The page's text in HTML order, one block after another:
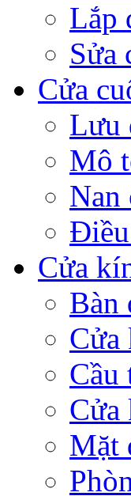
Lắp
Sửa
Cửa
Lưu
Mô
Nan
Cửa
Bàn
Cửa
Cầu
Cửa
Mặt